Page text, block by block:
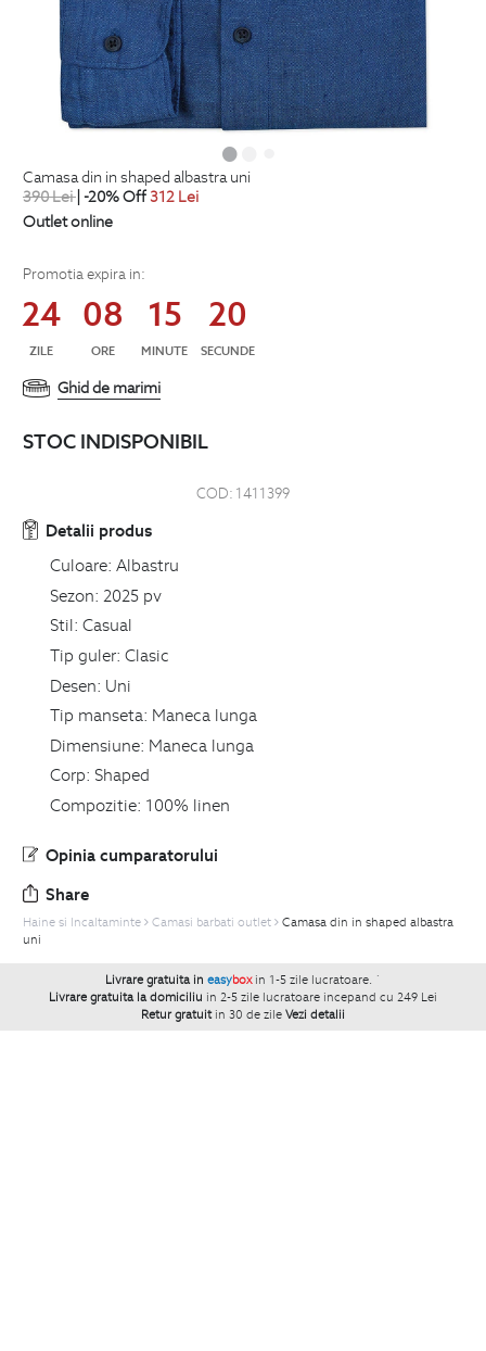
camasa din in shaped albastra uni
390Lei| -20% Off312 Lei
Outlet online
Promotia expira in:
24
ZILE
08
ORE
15
MINUTE
19
SECUNDE
Ghid de marimi
STOC INDISPONIBIL
COD: 1411399
Detalii produs
Culoare: Albastru
Sezon: 2025 pv
Stil: Casual
Tip guler: Clasic
Desen: Uni
Tip manseta: Maneca lunga
Dimensiune: Maneca lunga
Corp: Shaped
Compozitie: 100% linen
Opinia cumparatorului
Share
Haine si Incaltaminte Camasi barbati outlet
Camasa din in shaped albastra
uni
Livrare gratuita in easybox in 1-5 zile lucratoare. `
Livrare gratuita la domiciliu in 2-5 zile lucratoare incepand cu 249 Lei
Retur gratuit in 30 de zile Vezi detalii